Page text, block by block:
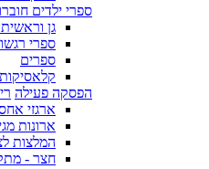
ספרי ילדים
גן
ספרי
ספרים
קלאסיקות
הפסקה פעילה
ארגזי
ארונות
המלצות
חצר -